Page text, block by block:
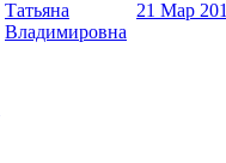
Татьяна
Владимировна
21 Мар